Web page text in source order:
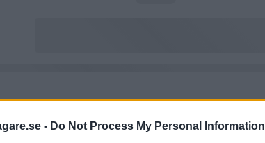
- Do Not Process My Personal Information